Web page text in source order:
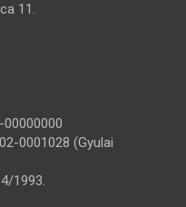
11.
0001028 (Gyulai
1993.